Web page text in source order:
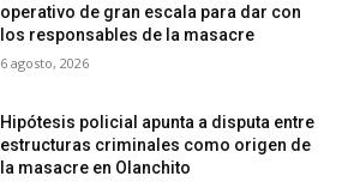
operativo de gran escala para dar con
los responsables de la masacre
6 agosto, 2026
Hipótesis policial apunta a disputa entre
estructuras criminales como origen de
la masacre en Olanchito